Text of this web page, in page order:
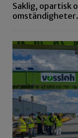
Saklig, opartisk